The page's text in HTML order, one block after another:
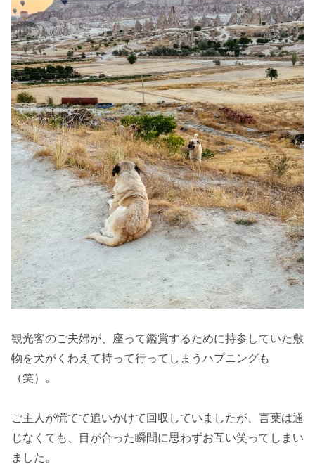
観光客のご夫婦が、座って鑑賞するために持参していた敷
物を犬がくわえて持って行ってしまうハプニングも
（笑）。
ご主人が慌てて追いかけて回収していましたが、言葉は通
じなくても、目が合った瞬間に思わずお互い笑ってしまい
ました。